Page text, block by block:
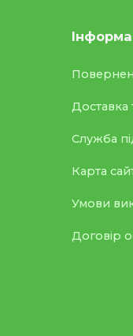
Доставка
Служба
Карта
Умови
Договір